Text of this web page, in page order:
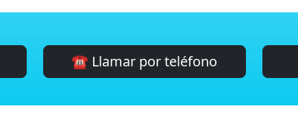
☎️ Llamar por teléfono